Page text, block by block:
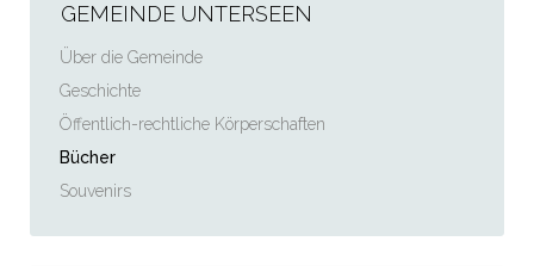
GEMEINDE UNTERSEEN
Über die Gemeinde
Geschichte
Öffentlich-rechtliche Körperschaften
Bücher
Souvenirs